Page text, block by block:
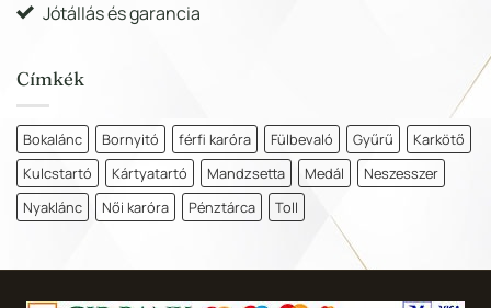
Jótállás és garancia
Címkék
Bokalánc Bornyitó férfi karóra Fülbevaló Gyűrű
Karkötő
Kulcstartó
Kártyatartó Mandzsetta Medál
Neszesszer
Nyaklánc
Női karóra Pénztárca Toll